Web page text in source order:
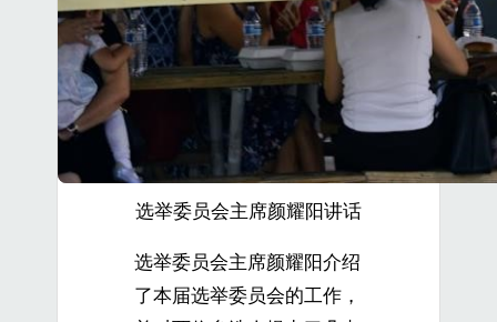
选举委员会主席颜耀阳讲话
选举委员会主席颜耀阳介绍
了本届选举委员会的工作，